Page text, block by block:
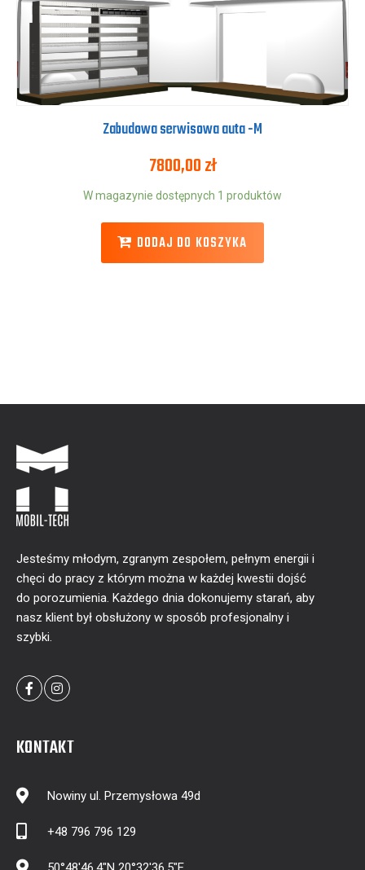
Zabudowa serwisowa auta -M
7800,00zł
W magazynie dostępnych 1 produktów
DODAJ DO KOSZYKA
Jesteśmy młodym, zgranym zespołem, pełnym energii i
chęci do pracy z którym można w każdej kwestii dojść
do porozumienia. Każdego dnia dokonujemy starań, aby
nasz klient był obsłużony w sposób profesjonalny i
szybki.
KONTAKT
Nowiny ul. Przemysłowa 49d
+48 796 796 129